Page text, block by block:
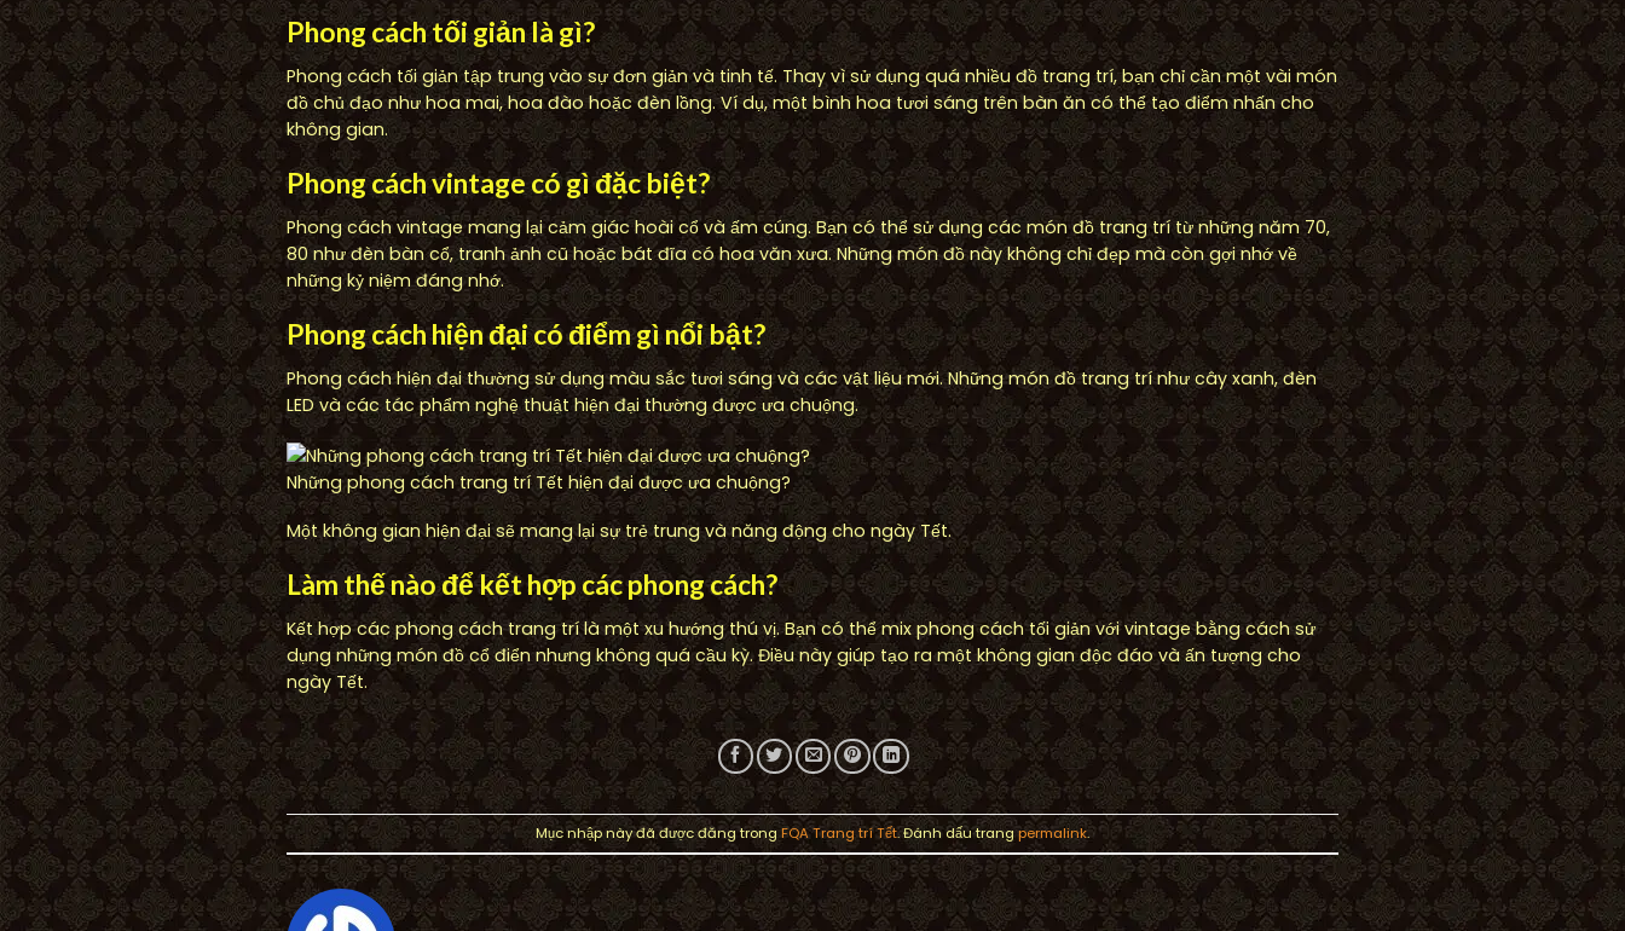
Phong cách tối giản là gì?
Phong cách tối giản tập trung vào sự đơn giản và tinh tế. Thay vì sử dụng quá nhiều đồ trang trí, bạn chỉ cần một vài món
đồ chủ đạo như hoa mai, hoa đào hoặc đèn lồng. Ví dụ, một bình hoa tươi sáng trên bàn ăn có thể tạo điểm nhấn cho
không gian.
Phong cách vintage có gì đặc biệt?
Phong cách vintage mang lại cảm giác hoài cổ và ấm cúng. Bạn có thể sử dụng các món đồ trang trí từ những năm 70,
80 như đèn bàn cổ, tranh ảnh cũ hoặc bát đĩa có hoa văn xưa. Những món đồ này không chỉ đẹp mà còn gợi nhớ về
những kỷ niệm đáng nhớ.
Phong cách hiện đại có điểm gì nổi bật?
Phong cách hiện đại thường sử dụng màu sắc tươi sáng và các vật liệu mới. Những món đồ trang trí như cây xanh, đèn
LED và các tác phẩm nghệ thuật hiện đại thường được ưa chuộng.
Những phong cách trang trí Tết hiện đại được ưa chuộng?
Một không gian hiện đại sẽ mang lại sự trẻ trung và năng động cho ngày Tết.
Làm thế nào để kết hợp các phong cách?
Kết hợp các phong cách trang trí là một xu hướng thú vị. Bạn có thể mix phong cách tối giản với vintage bằng cách sử
dụng những món đồ cổ điển nhưng không quá cầu kỳ. Điều này giúp tạo ra một không gian độc đáo và ấn tượng cho
ngày Tết.
Mục nhập này đã được đăng trong FQA Trang trí Tết. Đánh dấu trangpermalink.